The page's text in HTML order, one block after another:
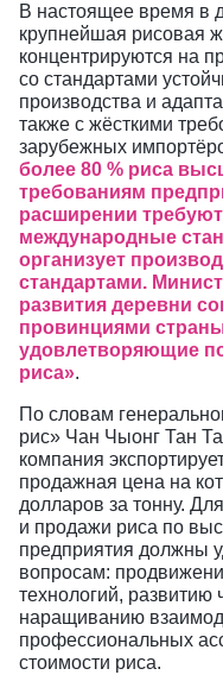
В настоящее время в
крупнейшая рисовая
концентрируются на
со стандартами
производства и
также с жёсткими
зарубежных
более 80 % риса
требованиям
расширении
международные
организует
стандартами.
развития деревни
провинциями
удовлетворяющие
риса».
По словам
рис» Чан Чыонг Тан
компания
продажная цена на
долларов за тонну.
и продажи риса по
предприятия должны
вопросам:
технологий, развитию
наращиванию
профессиональных
стоимости риса.